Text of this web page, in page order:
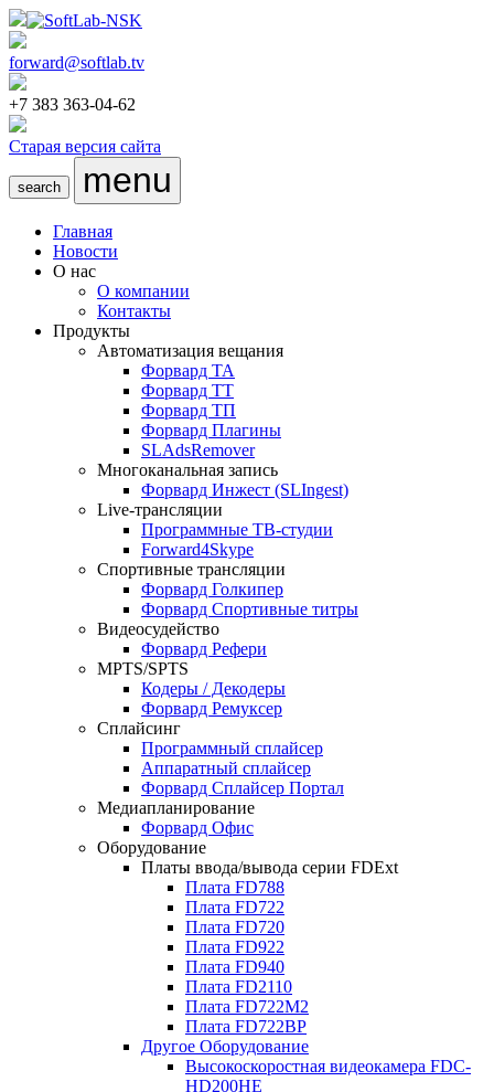
forward@softlab.tv
+7 383 363-04-62
Старая версия сайта
search menu
Главная
Новости
О нас
О компании
Контакты
Продукты
Автоматизация вещания
Форвард ТА
Форвард ТТ
Форвард ТП
Форвард Плагины
SLAdsRemover
Многоканальная запись
Форвард Инжест (SLIngest)
Live-трансляции
Программные ТВ-студии
Forward4Skype
Спортивные трансляции
Форвард Голкипер
Форвард Спортивные титры
Видеосудейство
Форвард Рефери
MPTS/SPTS
Кодеры / Декодеры
Форвард Ремуксер
Сплайсинг
Программный сплайсер
Аппаратный сплайсер
Форвард Сплайсер Портал
Медиапланирование
Форвард Офис
Оборудование
Платы ввода/вывода серии FDExt
Плата FD788
Плата FD722
Плата FD720
Плата FD922
Плата FD940
Плата FD2110
Плата FD722M2
Плата FD722BP
Другое Оборудование
Высокоскоростная видеокамера FDC-
HD200HE